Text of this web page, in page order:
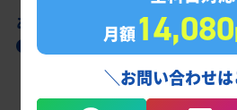
あなただけの学習計画だから成果が
綾部高校合格に向けた受
月額14,080
＼お問い合わせ